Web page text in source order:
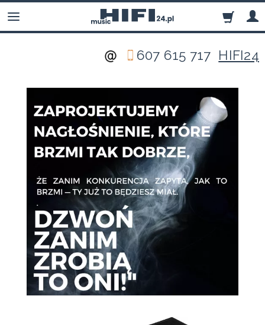
607 615 717 HIFI24